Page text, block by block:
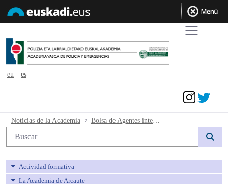
eu
es
Bolsa de Agentes interinos e interinas
Noticias de la Academia
Búsqueda web
Actividad formativa
La Academia de Arcaute